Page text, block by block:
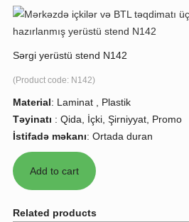
Sərgi yerüstü stend N142
(Product code: N142)
Material: Laminat , Plastik
Təyinatı : Qida, İçki, Şirniyyat, Promo
İstifadə məkanı: Ortada duran
Related products